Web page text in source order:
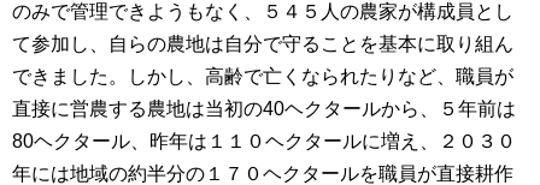
のみで管理できようもなく、５４５人の農家が構成員とし
て参加し、自らの農地は自分で守ることを基本に取り組ん
できました。しかし、高齢で亡くなられたりなど、職員が
直接に営農する農地は当初の40ヘクタールから、５年前は
80ヘクタール、昨年は１１０ヘクタールに増え、２０３０
年には地域の約半分の１７０ヘクタールを職員が直接耕作